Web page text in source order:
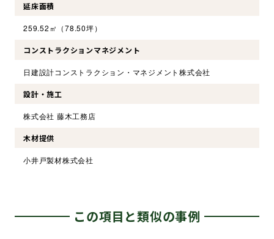
延床面積
259.52㎡（78.50坪）
コンストラクションマネジメント
日建設計コンストラクション・マネジメント株式会社
設計・施工
株式会社 藤木工務店
木材提供
小井戸製材株式会社
この項目と類似の事例